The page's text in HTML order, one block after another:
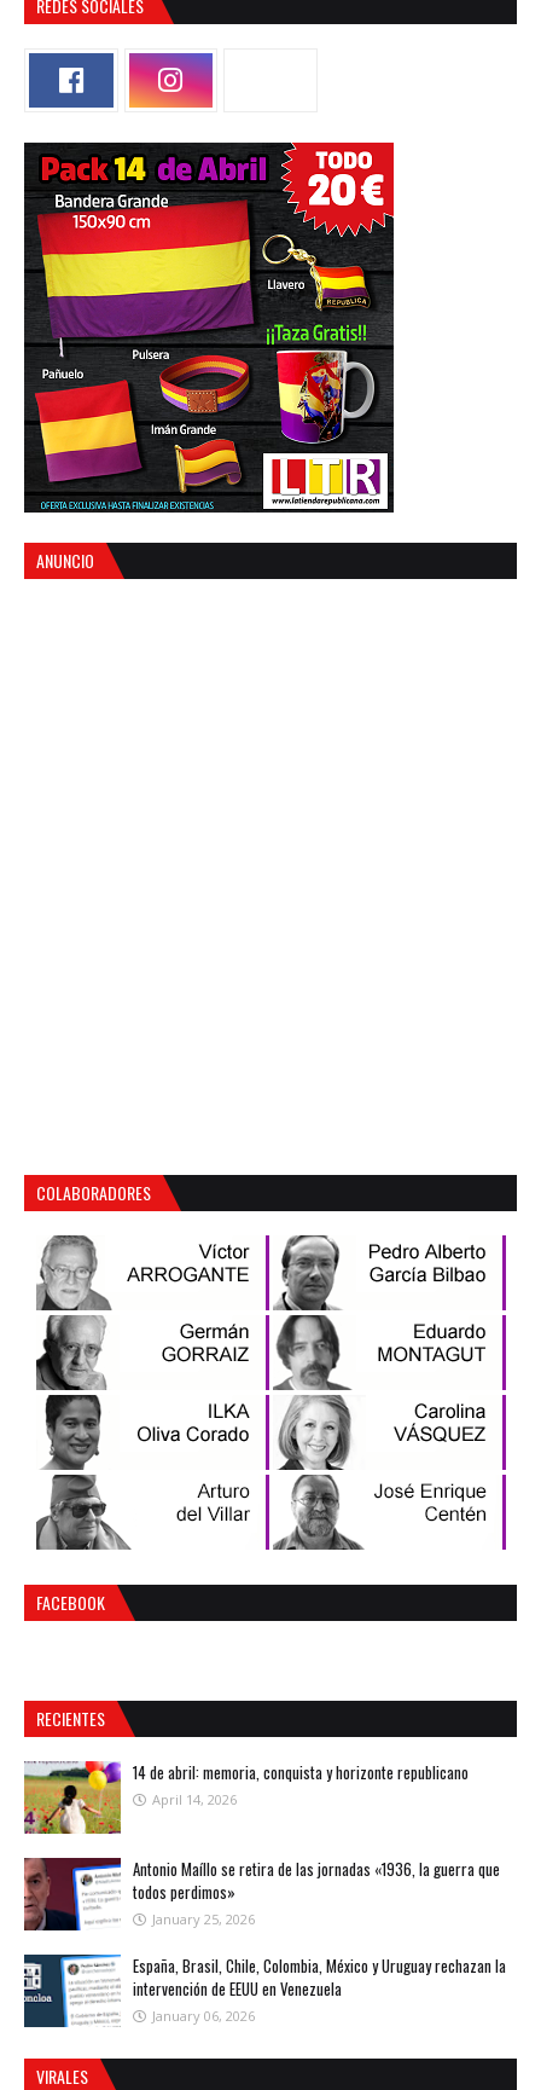
REDES SOCIALES
ANUNCIO
COLABORADORES
FACEBOOK
RECIENTES
14 de abril: memoria, conquista y horizonte republicano
April 14, 2026
Antonio Maíllo se retira de las jornadas «1936, la guerra que
todos perdimos»
January 25, 2026
España, Brasil, Chile, Colombia, México y Uruguay rechazan la
intervención de EEUU en Venezuela
January 06, 2026
VIRALES